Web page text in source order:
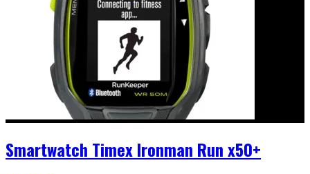
Smartwatch Timex Ironman Run x50+